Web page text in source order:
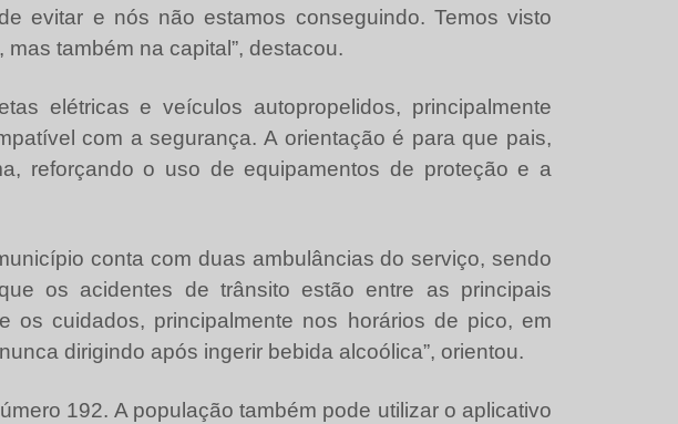
evitar e nós não estamos conseguindo. Temos visto
também na capital”, destacou.
elétricas e veículos autopropelidos, principalmente
com a segurança. A orientação é para que pais,
reforçando o uso de equipamentos de proteção e a
conta com duas ambulâncias do serviço, sendo
os acidentes de trânsito estão entre as principais
os cuidados, principalmente nos horários de pico, em
dirigindo após ingerir bebida alcoólica”, orientou.
192. A população também pode utilizar o aplicativo